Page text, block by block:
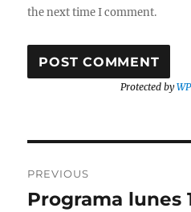
the next time I comment.
Protected by
navigation
PREVIOUS
Previous
Programa lunes